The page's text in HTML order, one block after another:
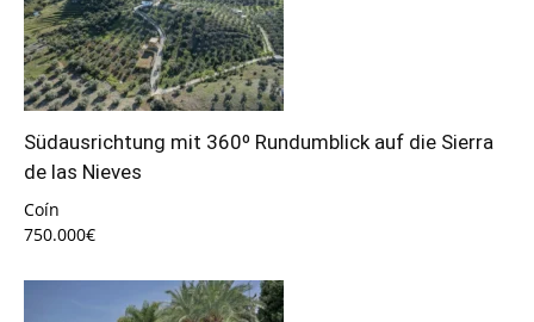
Südausrichtung mit 360º Rundumblick auf die Sierra
de las Nieves
Coín
750.000€